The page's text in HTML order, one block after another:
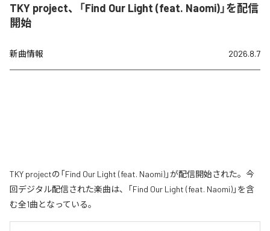
TKY project、「Find Our Light (feat. Naomi)」を配信
開始
新曲情報 2026.8.7
TKY projectの「Find Our Light (feat. Naomi)」が配信開始された。今
回デジタル配信された楽曲は、「Find Our Light (feat. Naomi)」を含
む全1曲となっている。